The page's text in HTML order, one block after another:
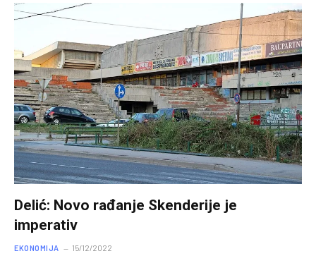
Delić: Novo rađanje Skenderije je
imperativ
EKONOMIJA 15/12/2022